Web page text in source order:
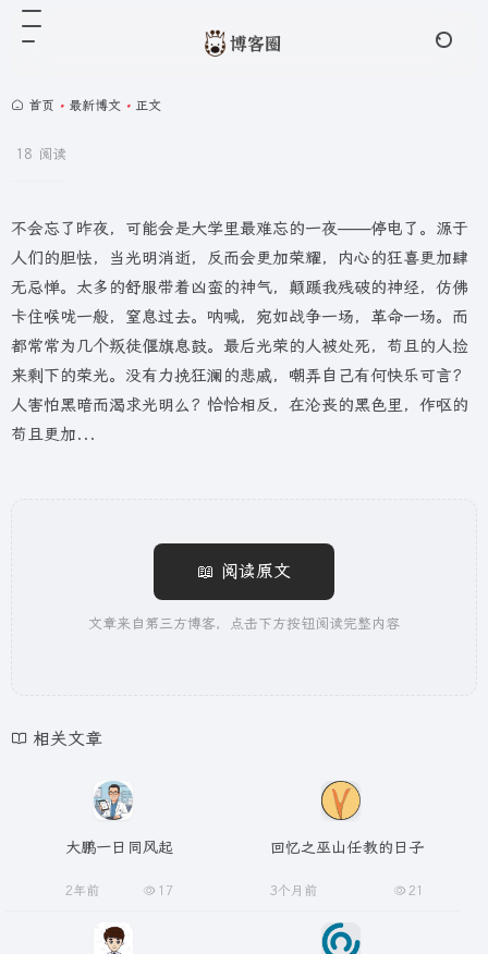
首页 • 最新博文 • 正文
18 阅读
不会忘了昨夜，可能会是大学里最难忘的一夜——停电了。源于
人们的胆怯，当光明消逝，反而会更加荣耀，内心的狂喜更加肆
无忌惮。太多的舒服带着凶蛮的神气，颠踬我残破的神经，仿佛
卡住喉咙一般，窒息过去。呐喊，宛如战争一场，革命一场。而
都常常为几个叛徒偃旗息鼓。最后光荣的人被处死，苟且的人捡
来剩下的荣光。没有力挽狂澜的悲戚，嘲弄自己有何快乐可言？
人害怕黑暗而渴求光明么？恰恰相反，在沦丧的黑色里，作呕的
苟且更加...
📖 阅读原文
文章来自第三方博客，点击下方按钮阅读完整内容
相关文章
大鹏一日同风起
2年前 17
回忆之巫山任教的日子
3个月前 21